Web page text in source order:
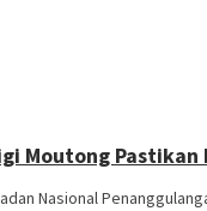
Moutong
Nasional